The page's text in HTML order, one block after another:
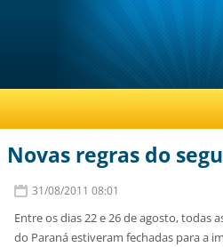
Novas regras do
31/08/2011 08:01
Entre os dias 22 e 26 de agosto, todas
do Paraná estiveram fechadas para a